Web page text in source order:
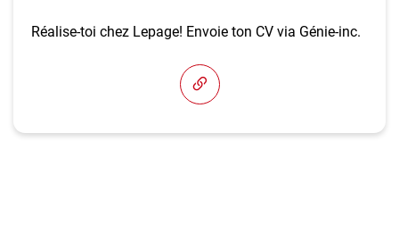
Réalise-toi chez Lepage! Envoie ton CV via Génie-inc.